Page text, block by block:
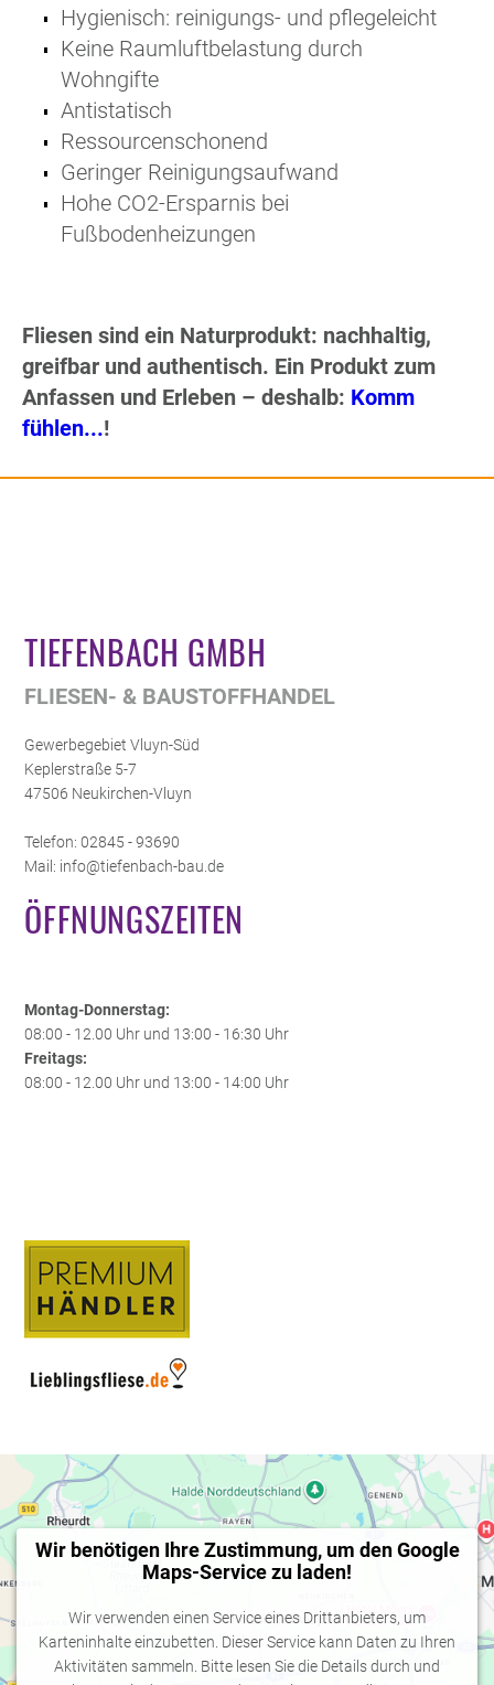
Hygienisch: reinigungs- und pflegeleicht
Keine Raumluftbelastung durch
Wohngifte
Antistatisch
Ressourcenschonend
Geringer Reinigungsaufwand
Hohe CO2-Ersparnis bei
Fußbodenheizungen
Fliesen sind ein Naturprodukt: nachhaltig,
greifbar und authentisch. Ein Produkt zum
Anfassen und Erleben – deshalb: Komm
fühlen...!
TIEFENBACH GMBH
FLIESEN- & BAUSTOFFHANDEL
Gewerbegebiet Vluyn-Süd
Keplerstraße 5-7
47506 Neukirchen-Vluyn
Telefon: 02845 - 93690
Mail: info@tiefenbach-bau.de
ÖFFNUNGSZEITEN
Montag-Donnerstag:
08:00 - 12.00 Uhr und 13:00 - 16:30 Uhr
Freitags:
08:00 - 12.00 Uhr und 13:00 - 14:00 Uhr
Wir benötigen Ihre Zustimmung, um den Google
Maps-Service zu laden!
Wir verwenden einen Service eines Drittanbieters, um
Karteninhalte einzubetten. Dieser Service kann Daten zu Ihren
Aktivitäten sammeln. Bitte lesen Sie die Details durch und